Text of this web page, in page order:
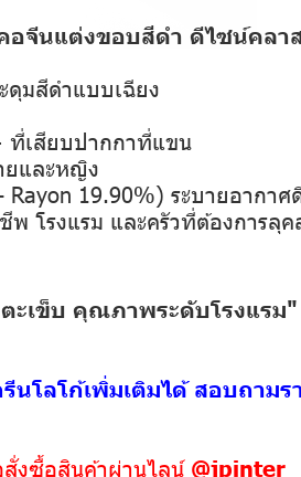
อจีนแต่งขอบสีดำ ดีไซน์คลา
มสีดำแบบเฉียง
ที่เสียบปากกาที่แขน
ยและหญิง
19.90%) ระบายอากาศ
พ โรงแรม และครัวที่ต้องการลุ
ะเข็บ คุณภาพระดับโรงแรม"
โลโก้เพิ่มเติมได้ สอบถาม
สั่งซื้อสินค้าผ่านไลน์ @jpinter